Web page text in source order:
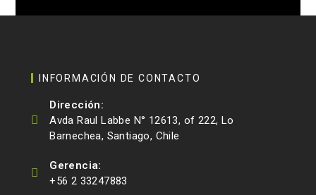
INFORMACIÓN DE CONTACTO
Dirección:
Avda Raul Labbe N° 12613, of 222, Lo
Barnechea, Santiago, Chile
Gerencia:
+56 2 33247883